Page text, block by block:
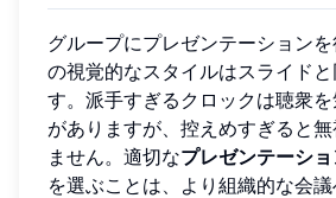
グループにプレゼンテーション
の視覚的なスタイルはスライド
す。派手すぎるクロックは聴衆
がありますが、控えめすぎると
ません。適切なプレゼンテーシ
を選ぶことは、より組織的な会議